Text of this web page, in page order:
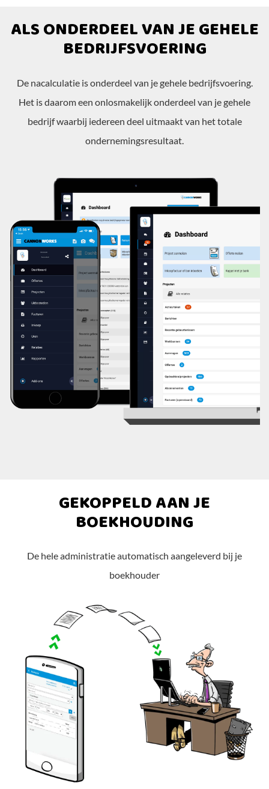
ALS ONDERDEEL VAN JE GEHELE
BEDRIJFSVOERING
De nacalculatie is onderdeel van je gehele bedrijfsvoering.
Het is daarom een onlosmakelijk onderdeel van je gehele
bedrijf waarbij iedereen deel uitmaakt van het totale
ondernemingsresultaat.
GEKOPPELD AAN JE
BOEKHOUDING
De hele administratie automatisch aangeleverd bij je
boekhouder